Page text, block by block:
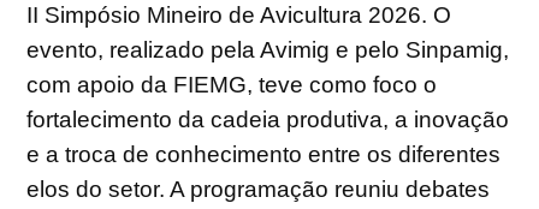
II Simpósio Mineiro de Avicultura 2026. O
evento, realizado pela Avimig e pelo Sinpamig,
com apoio da FIEMG, teve como foco o
fortalecimento da cadeia produtiva, a inovação
e a troca de conhecimento entre os diferentes
elos do setor. A programação reuniu debates